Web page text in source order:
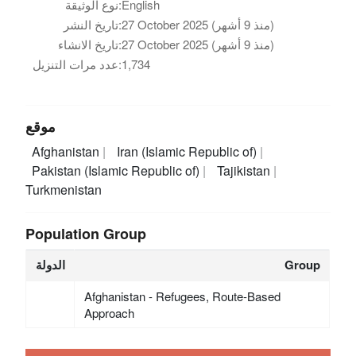
نوع الوثيقة:English
تاريخ النشر:
27 October 2025 (منذ 9 أشهر)
تاريخ الانشاء:
27 October 2025 (منذ 9 أشهر)
عدد مرات التنزيل:1,734
موقع
Afghanistan
Iran (Islamic Republic of)
Pakistan (Islamic Republic of)
Tajikistan
Turkmenistan
Population Group
الدولة Group
Afghanistan - Refugees, Route-Based
Approach